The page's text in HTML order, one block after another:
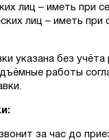
лиц – иметь при
лиц – иметь при
указана без учёта
работы
за час до